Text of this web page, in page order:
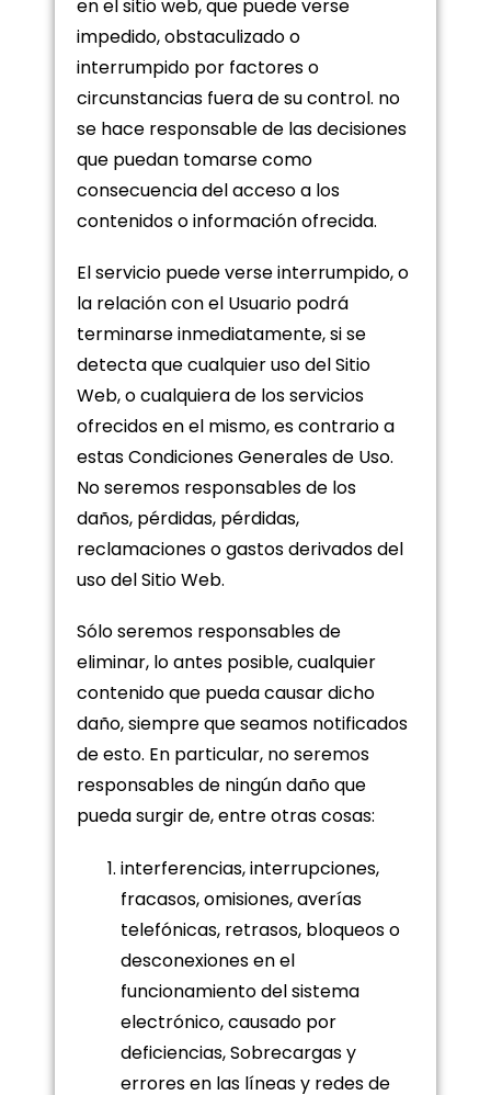
en el sitio web, que puede verse
impedido, obstaculizado o
interrumpido por factores o
circunstancias fuera de su control. no
se hace responsable de las decisiones
que puedan tomarse como
consecuencia del acceso a los
contenidos o información ofrecida.
El servicio puede verse interrumpido, o
la relación con el Usuario podrá
terminarse inmediatamente, si se
detecta que cualquier uso del Sitio
Web, o cualquiera de los servicios
ofrecidos en el mismo, es contrario a
estas Condiciones Generales de Uso.
No seremos responsables de los
daños, pérdidas, pérdidas,
reclamaciones o gastos derivados del
uso del Sitio Web.
Sólo seremos responsables de
eliminar, lo antes posible, cualquier
contenido que pueda causar dicho
daño, siempre que seamos notificados
de esto. En particular, no seremos
responsables de ningún daño que
pueda surgir de, entre otras cosas:
interferencias, interrupciones,
fracasos, omisiones, averías
telefónicas, retrasos, bloqueos o
desconexiones en el
funcionamiento del sistema
electrónico, causado por
deficiencias, Sobrecargas y
errores en las líneas y redes de